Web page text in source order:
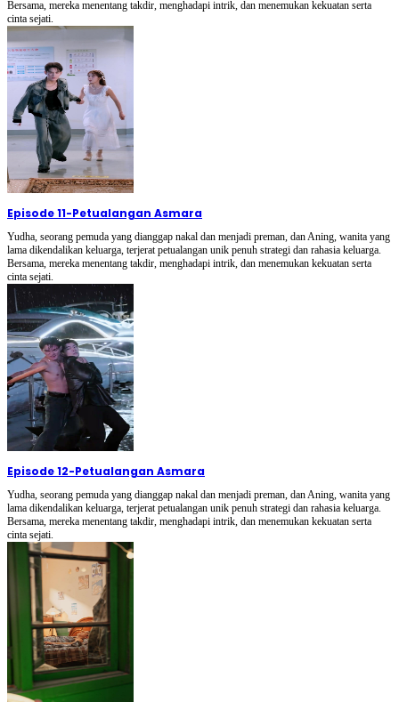
Bersama, mereka menentang takdir, menghadapi intrik, dan menemukan kekuatan serta
cinta sejati.
Episode 11-Petualangan Asmara
Yudha, seorang pemuda yang dianggap nakal dan menjadi preman, dan Aning, wanita yang
lama dikendalikan keluarga, terjerat petualangan unik penuh strategi dan rahasia keluarga.
Bersama, mereka menentang takdir, menghadapi intrik, dan menemukan kekuatan serta
cinta sejati.
Episode 12-Petualangan Asmara
Yudha, seorang pemuda yang dianggap nakal dan menjadi preman, dan Aning, wanita yang
lama dikendalikan keluarga, terjerat petualangan unik penuh strategi dan rahasia keluarga.
Bersama, mereka menentang takdir, menghadapi intrik, dan menemukan kekuatan serta
cinta sejati.